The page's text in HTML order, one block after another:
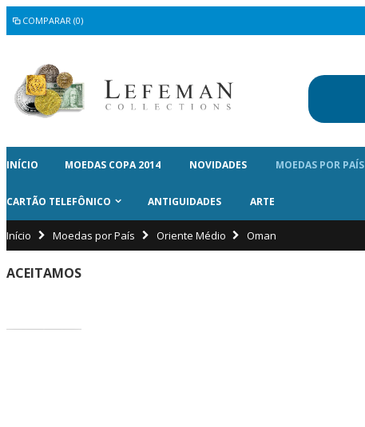
COMPARAR (0)
INÍCIO MOEDAS COPA 2014 NOVIDADES MOEDAS POR PAÍS
CARTÃO TELEFÔNICO ANTIGUIDADES ARTE
Início Moedas por País Oriente Médio Oman
ACEITAMOS